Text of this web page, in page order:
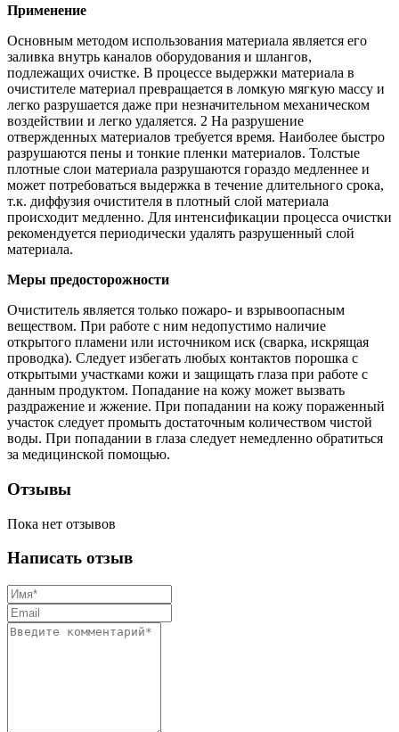
Применение
Основным методом использования материала является его
заливка внутрь каналов оборудования и шлангов,
подлежащих очистке. В процессе выдержки материала в
очистителе материал превращается в ломкую мягкую массу и
легко разрушается даже при незначительном механическом
воздействии и легко удаляется. 2 На разрушение
отвержденных материалов требуется время. Наиболее быстро
разрушаются пены и тонкие пленки материалов. Толстые
плотные слои материала разрушаются гораздо медленнее и
может потребоваться выдержка в течение длительного срока,
т.к. диффузия очистителя в плотный слой материала
происходит медленно. Для интенсификации процесса очистки
рекомендуется периодически удалять разрушенный слой
материала.
Меры предосторожности
Очиститель является только пожаро- и взрывоопасным
веществом. При работе с ним недопустимо наличие
открытого пламени или источником иск (сварка, искрящая
проводка). Следует избегать любых контактов порошка с
открытыми участками кожи и защищать глаза при работе с
данным продуктом. Попадание на кожу может вызвать
раздражение и жжение. При попадании на кожу пораженный
участок следует промыть достаточным количеством чистой
воды. При попадании в глаза следует немедленно обратиться
за медицинской помощью.
Отзывы
Пока нет отзывов
Написать отзыв